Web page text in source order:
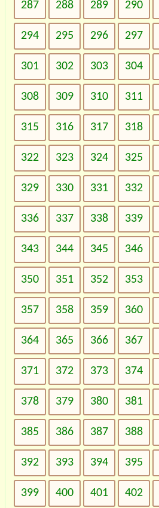
287 288 289 290
294 295 296 297
301 302 303 304
308 309 310 311
315 316 317 318
322 323 324 325
329 330 331 332
336 337 338 339
343 344 345 346
350 351 352 353
357 358 359 360
364 365 366 367
371 372 373 374
378 379 380 381
385 386 387 388
392 393 394 395
399 400 401 402